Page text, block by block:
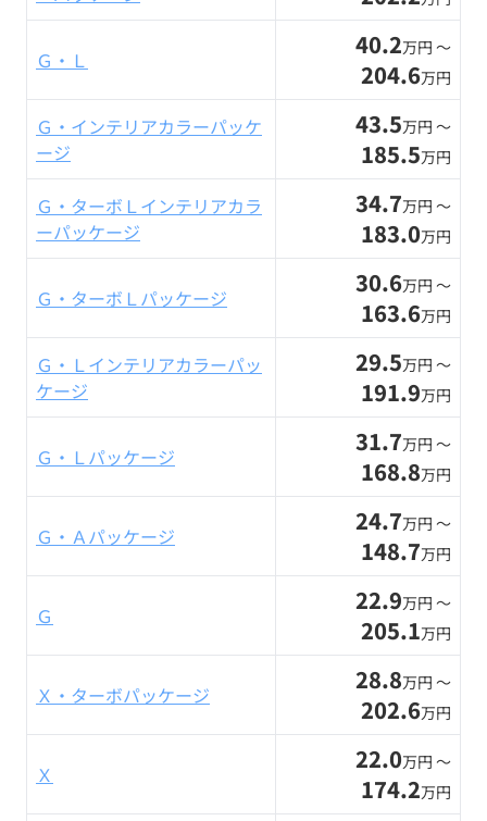
Ｇ・Ｌ 40.2万円 〜
204.6万円
Ｇ・インテリアカラーパッケ
ージ
43.5万円 〜
185.5万円
Ｇ・ターボＬインテリアカラ
ーパッケージ
34.7万円 〜
183.0万円
Ｇ・ターボＬパッケージ 30.6万円 〜
163.6万円
Ｇ・Ｌインテリアカラーパッ
ケージ
29.5万円 〜
191.9万円
Ｇ・Ｌパッケージ 31.7万円 〜
168.8万円
Ｇ・Ａパッケージ 24.7万円 〜
148.7万円
Ｇ 22.9万円 〜
205.1万円
Ｘ・ターボパッケージ 28.8万円 〜
202.6万円
Ｘ 22.0万円 〜
174.2万円